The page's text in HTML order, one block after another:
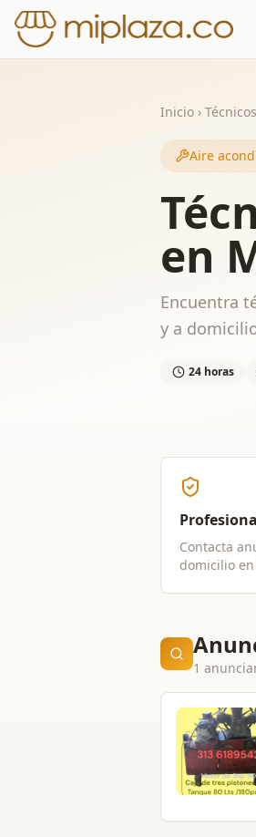
Inicio ›
Aire
en
Encuentra
y a
24 horas
Contacta
domicilio en
1